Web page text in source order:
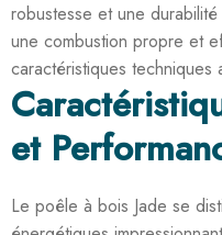
robustesse et une
une combustion propre et
caractéristiques techniques
et
Le poêle à bois Jade se